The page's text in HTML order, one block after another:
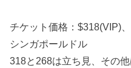
チケット価格：$318(VIP)
シンガポールドル
318と268は立ち見、その他